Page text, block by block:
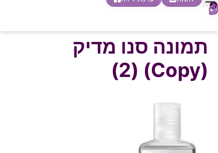
0
תמונה סנו מדיק
(Copy) (2)